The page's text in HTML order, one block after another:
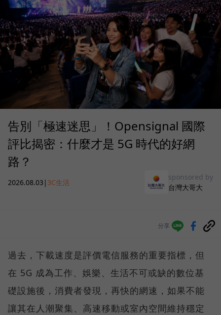
告別「極速迷思」！Opensignal 國際
評比揭密：什麼才是 5G 時代的好網
路？
2026.08.03 | 3C生活
sponsored by
台灣大哥大
分享
過去，下載速度是評價電信服務的重要指標，但
在 5G 成為工作、娛樂、生活不可或缺的數位基
礎設施後，消費者發現，再快的網速，如果不能
讓其在人潮聚集、高速移動或室內空間維持穩定